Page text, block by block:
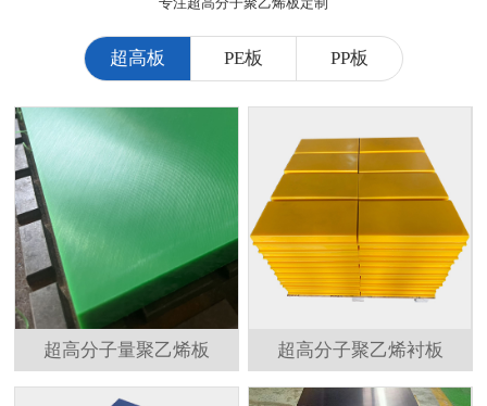
超高板 PE板 PP板
超高分子量聚乙烯板 超高分子聚乙烯衬板